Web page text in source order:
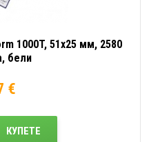
1000T, 51x25 мм, 2580
бели
€
КУПЕТЕ